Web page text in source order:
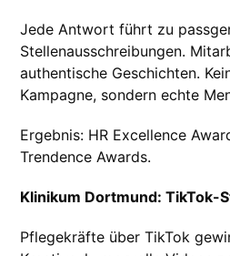
Jede Antwort führt zu
Stellenausschreibungen.
authentische Geschichten.
Kampagne, sondern echte
Ergebnis: HR Excellence
Trendence Awards.
Klinikum Dortmund: TikTok-
Pflegekräfte über TikTok